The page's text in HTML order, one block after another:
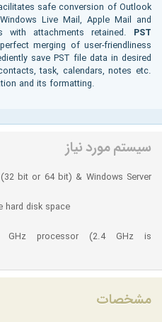
safe conversion of Outlook
Live Mail, Apple Mail and
attachments retained. PST
merging of user-friendliness
save PST file data in desired
task, calendars, notes etc.
and its formatting.
سیستم مورد نیاز
bit or 64 bit) & Windows Server
hard disk space
processor (2.4 GHz is
مشخصات